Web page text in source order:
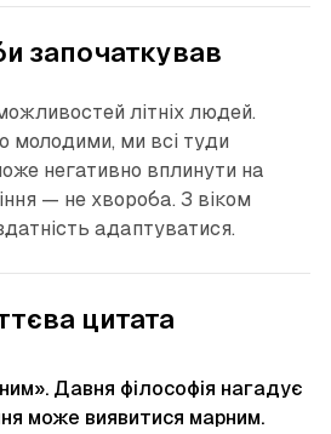
започаткував
літніх людей.
ми всі туди
негативно вплинути на
— не хвороба. З віком
адаптуватися.
цитата
Давня філософія нагадує
може виявитися марним.